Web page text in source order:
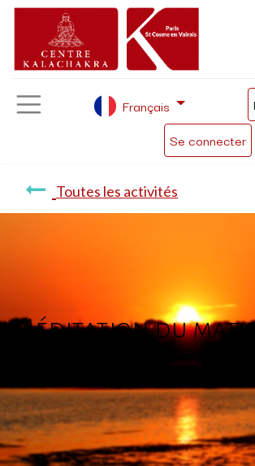
Se connecter
Français
Toutes les activités
Méditation du